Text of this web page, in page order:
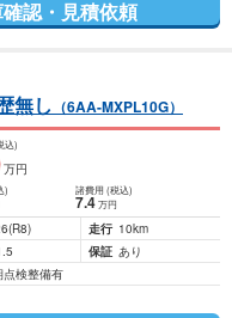
認・見積依頼
無し （6AA-MXPL10G）
込)
万円
) 諸費用 (税込)
7.4 万円
(R8) 走行 10km
保証 あり
点検整備有